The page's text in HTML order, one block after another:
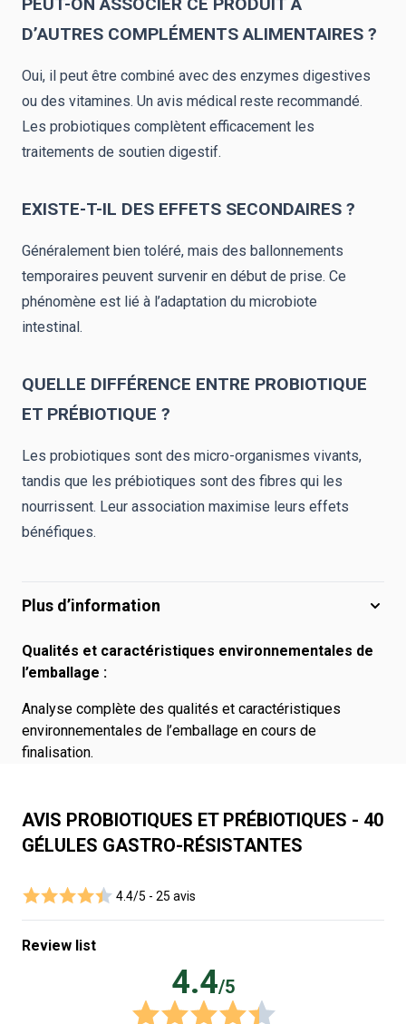
D’AUTRES COMPLÉMENTS ALIMENTAIRES ?
Oui, il peut être combiné avec des enzymes digestives
ou des vitamines. Un avis médical reste recommandé.
Les probiotiques complètent efficacement les
traitements de soutien digestif.
EXISTE-T-IL DES EFFETS SECONDAIRES ?
Généralement bien toléré, mais des ballonnements
temporaires peuvent survenir en début de prise. Ce
phénomène est lié à l’adaptation du microbiote
intestinal.
QUELLE DIFFÉRENCE ENTRE PROBIOTIQUE
ET PRÉBIOTIQUE ?
Les probiotiques sont des micro-organismes vivants,
tandis que les prébiotiques sont des fibres qui les
nourrissent. Leur association maximise leurs effets
bénéfiques.
Plus d’information
Qualités et caractéristiques environnementales de
l’emballage :
Analyse complète des qualités et caractéristiques
environnementales de l’emballage en cours de
finalisation.
AVIS PROBIOTIQUES ET PRÉBIOTIQUES - 40
GÉLULES GASTRO-RÉSISTANTES
4.4/5 - 25 avis
Review list
4.4/5